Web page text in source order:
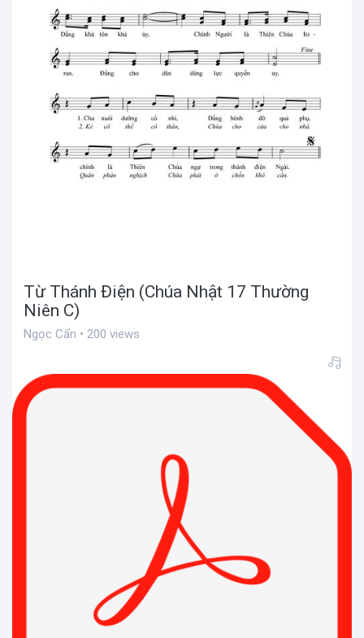
Từ Thánh Điện (Chúa Nhật 17 Thường
Niên C)
Ngọc Cẩn • 200 views